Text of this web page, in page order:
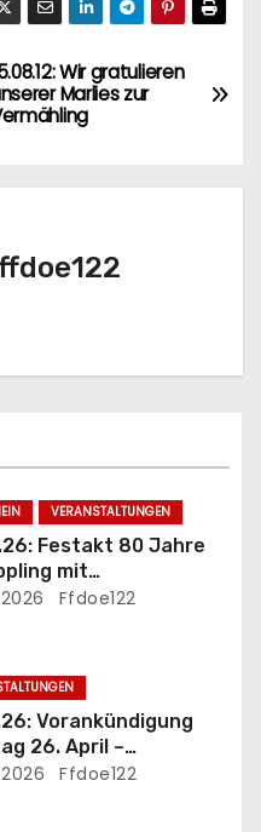
Wir gratulieren
Marlies zur
VERANSTALTUNGEN
Festakt 80 Jahre
mit
Ffdoe122
Vorankündigung
26. April –
80
Ffdoe122